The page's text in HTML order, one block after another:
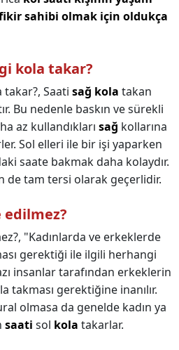
sahibi olmak için oldukça
kola takar?
takar?, Saati sağ kola takan
Bu nedenle baskın ve sürekli
az kullandıkları sağ kollarına
Sol elleri ile bir işi yaparken
saate bakmak daha kolaydır.
de tam tersi olarak geçerlidir.
edilmez?
"Kadınlarda ve erkeklerde
gerektiği ile ilgili herhangi
insanlar tarafından erkeklerin
takması gerektiğine inanılır.
olmasa da genelde kadın ya
saati sol kola takarlar.